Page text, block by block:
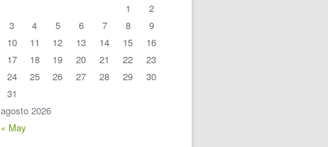
agosto 2026
1
2
3
4 5 6 7 8
9
10
11 12 13 14 15
16
17
18 19 20 21 22
23
24
25 26 27 28 29
30
31
« May